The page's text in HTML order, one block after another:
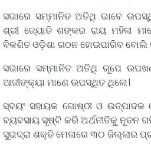
ସଭାରେ ସମ୍ମାନିତ ଅତିଥି ଭାବେ
ଶ୍ରୀ ଜ୍ୟୋତି ଶଙ୍କର ରାୟ ମହିଳା
ବିକଶିତ ଓଡ଼ିଶା ଗଠନ ହୋଇପାରିବ ବୋଲି
ସଭାରେ ସମ୍ମାନିତ ଅତିଥି ରୂପେ
ଆଜୀଙ୍କ୍ୟା ମାଣେ ଉପସ୍ଥିତ ଥିଲେ।
ସ୍ବୟଂ ସହାୟକ ଗୋଷ୍ଠୀ ଓ
ବ୍ୟବସାୟ ସୃଷ୍ଟି କରି ଅର୍ଥନୀତିକୁ ନୂତନ
ସୁଭଦ୍ରା ଶକ୍ତି ମେଳାରେ ୩୦ ଜିଲ୍ଲାର